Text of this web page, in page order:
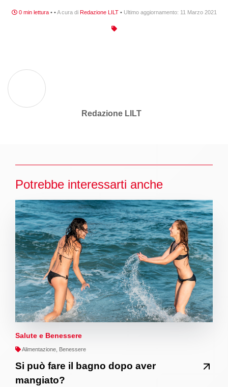
0 min lettura • • A cura di Redazione LILT • Ultimo aggiornamento: 11 Marzo 2021
Redazione LILT
Potrebbe interessarti anche
Salute e Benessere
Alimentazione, Benessere
Si può fare il bagno dopo aver
mangiato?